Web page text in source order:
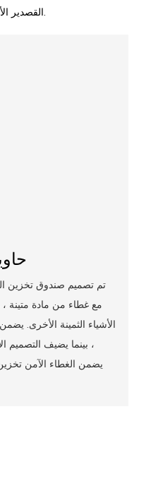
القصدير الأنيق أمر لا بد منه لأي عشاق الساعة.
تم تصميم صندوق تخزين
مع غطاء من مادة متينة ،
الأشياء الثمينة الأخرى.
، بينما يضيف التصميم
يضمن الغطاء الآمن